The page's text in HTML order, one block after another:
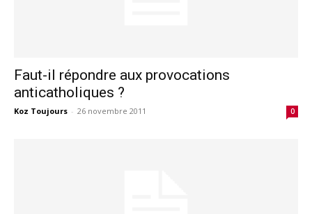
Faut-il répondre aux provocations
anticatholiques ?
Koz Toujours - 26 novembre 2011 0